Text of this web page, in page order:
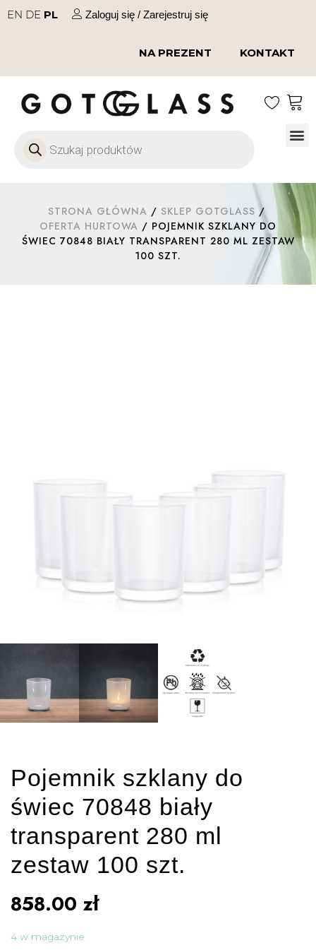
EN DE PL Zaloguj się / Zarejestruj się
NA PREZENT KONTAKT
STRONA GŁÓWNA / SKLEP GOTGLASS /
OFERTA HURTOWA / POJEMNIK SZKLANY DO
ŚWIEC 70848 BIAŁY TRANSPARENT 280 ML ZESTAW
100 SZT.
Pojemnik szklany do
świec 70848 biały
transparent 280 ml
zestaw 100 szt.
858.00 zł
4 w magazynie